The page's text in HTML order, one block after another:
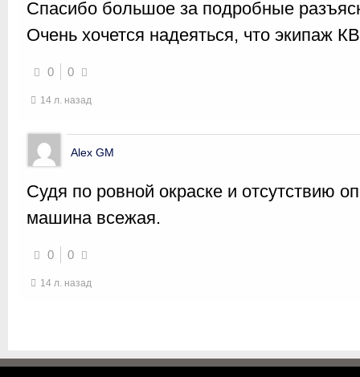
Спасибо большое за подробные
Очень хочется надеяться, что экипаж
0 0
14 л. назад
Alex GM
Судя по ровной окраске и отсутствию
машина всежая.
0 0
14 л. назад